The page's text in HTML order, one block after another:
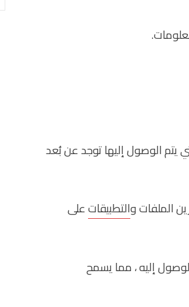
يتم الوصول إليها توجد عن بُعد
الملفات والتطبيقاتعلى
إليه ، مما يسمح